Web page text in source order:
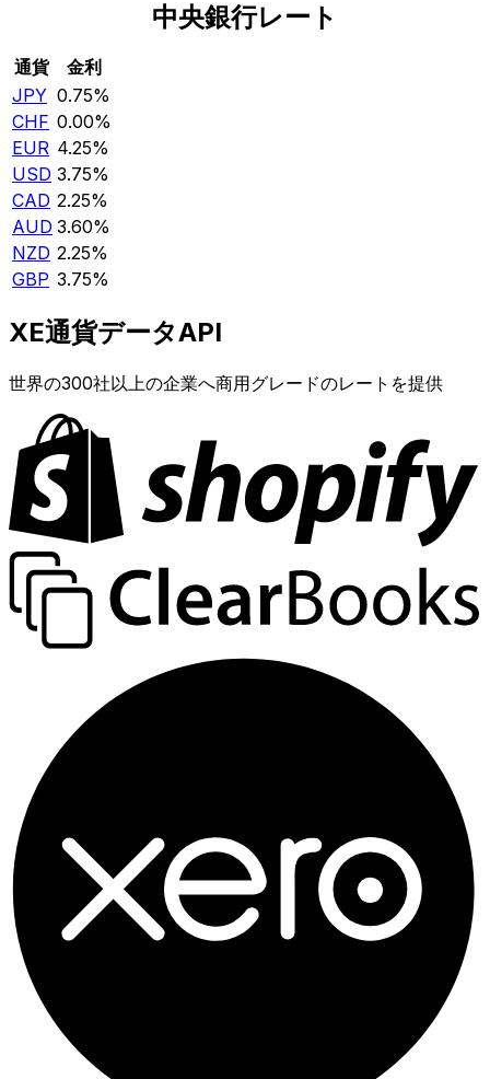
中央銀行レート
通貨
金利
JPY 0.75%
CHF 0.00%
EUR 4.25%
USD 3.75%
CAD 2.25%
AUD 3.60%
NZD 2.25%
GBP 3.75%
XE通貨データAPI
世界の300社以上の企業へ商用グレードのレートを提供